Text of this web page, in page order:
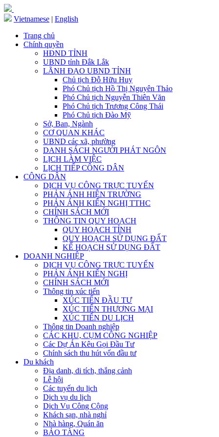
Vietnamese | English
Trang chủ
Chính quyền
HĐND TỈNH
UBND tỉnh Đắk Lắk
LÃNH ĐẠO UBND TỈNH
Chủ tịch Đỗ Hữu Huy
Phó Chủ tịch Hồ Thị Nguyên Thảo
Phó Chủ tịch Nguyễn Thiên Văn
Phó Chủ tịch Trương Công Thái
Phó Chủ tịch Đào Mỹ
Sở, Ban, Ngành
CƠ QUAN KHÁC
UBND các xã, phường
DANH SÁCH NGƯỜI PHÁT NGÔN
LỊCH LÀM VIỆC
LỊCH TIẾP CÔNG DÂN
CÔNG DÂN
DỊCH VỤ CÔNG TRỰC TUYẾN
PHẢN ÁNH HIỆN TRƯỜNG
PHẢN ÁNH KIẾN NGHỊ TTHC
CHÍNH SÁCH MỚI
THÔNG TIN QUY HOẠCH
QUY HOẠCH TỈNH
QUY HOẠCH SỬ DỤNG ĐẤT
KẾ HOẠCH SỬ DỤNG ĐẤT
DOANH NGHIỆP
DỊCH VỤ CÔNG TRỰC TUYẾN
PHẢN ÁNH KIẾN NGHỊ
CHÍNH SÁCH MỚI
Thông tin xúc tiến
XÚC TIẾN ĐẦU TƯ
XÚC TIẾN THƯƠNG MẠI
XÚC TIẾN DU LỊCH
Thông tin Doanh nghiệp
CÁC KHU, CỤM CÔNG NGHIỆP
Các Dự Án Kêu Gọi Đầu Tư
Chính sách thu hút vốn đầu tư
Du khách
Địa danh, di tích, thắng cảnh
Lễ hội
Các tuyến du lịch
Dịch vụ du lịch
Dịch Vụ Công Cộng
Khách sạn, nhà nghỉ
Nhà hàng, Quán ăn
BẢO TÀNG